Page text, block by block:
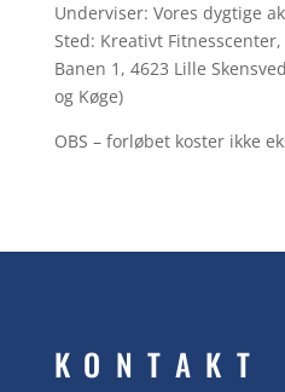
Underviser: Vores dygtige
Sted: Kreativt
Banen 1, 4623 Lille
og Køge)
OBS – forløbet koster ikke
KONTAKT